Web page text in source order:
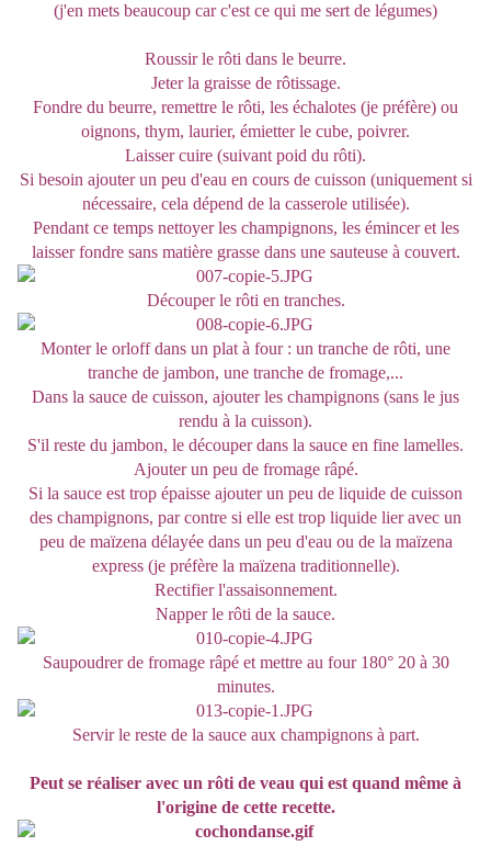
(j'en mets beaucoup car c'est ce qui me sert de légumes)
Roussir le rôti dans le beurre.
Jeter la graisse de rôtissage.
Fondre du beurre, remettre le rôti, les échalotes (je préfère) ou
oignons, thym, laurier, émietter le cube, poivrer.
Laisser cuire (suivant poid du rôti).
Si besoin ajouter un peu d'eau en cours de cuisson (uniquement si
nécessaire, cela dépend de la casserole utilisée).
Pendant ce temps nettoyer les champignons, les émincer et les
laisser fondre sans matière grasse dans une sauteuse à couvert.
Découper le rôti en tranches.
Monter le orloff dans un plat à four : un tranche de rôti, une
tranche de jambon, une tranche de fromage,...
Dans la sauce de cuisson, ajouter les champignons (sans le jus
rendu à la cuisson).
S'il reste du jambon, le découper dans la sauce en fine lamelles.
Ajouter un peu de fromage râpé.
Si la sauce est trop épaisse ajouter un peu de liquide de cuisson
des champignons, par contre si elle est trop liquide lier avec un
peu de maïzena délayée dans un peu d'eau ou de la maïzena
express (je préfère la maïzena traditionnelle).
Rectifier l'assaisonnement.
Napper le rôti de la sauce.
Saupoudrer de fromage râpé et mettre au four 180° 20 à 30
minutes.
Servir le reste de la sauce aux champignons à part.
Peut se réaliser avec un rôti de veau qui est quand même à
l'origine de cette recette.